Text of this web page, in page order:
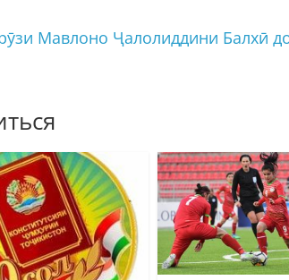
Мавлоно Ҷалолиддини Балхӣ